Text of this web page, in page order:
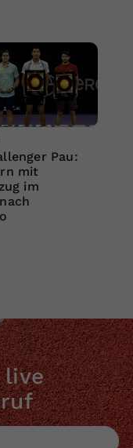
Pau:
mit
im
live